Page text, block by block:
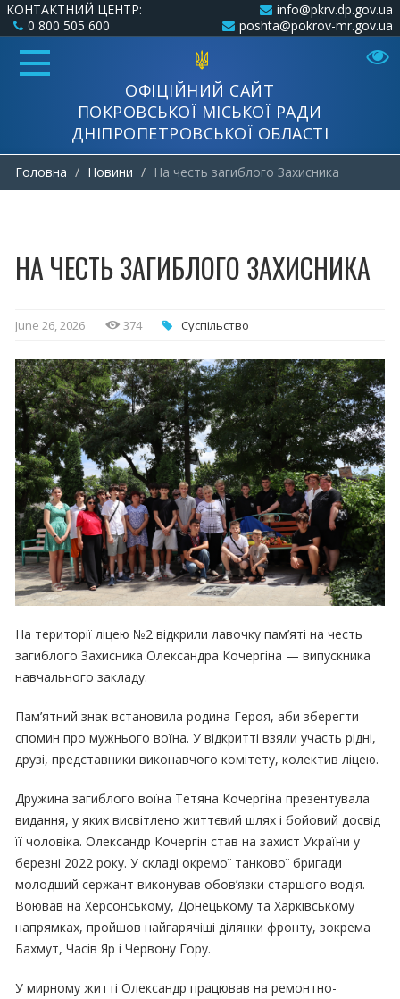
КОНТАКТНИЙ ЦЕНТР:
0 800 505 600
info@pkrv.dp.gov.ua
poshta@pokrov-mr.gov.ua
ОФІЦІЙНИЙ САЙТ
ПОКРОВСЬКОЇ МІСЬКОЇ РАДИ
ДНІПРОПЕТРОВСЬКОЇ ОБЛАСТІ
Головна Новини На честь загиблого Захисника
НА ЧЕСТЬ ЗАГИБЛОГО ЗАХИСНИКА
June 26, 2026 374 Суспільство
На території ліцею №2 відкрили лавочку пам’яті на честь
загиблого Захисника Олександра Кочергіна — випускника
навчального закладу.
Пам’ятний знак встановила родина Героя, аби зберегти
спомин про мужнього воїна. У відкритті взяли участь рідні,
друзі, представники виконавчого комітету, колектив ліцею.
Дружина загиблого воїна Тетяна Кочергіна презентувала
видання, у яких висвітлено життєвий шлях і бойовий досвід
її чоловіка. Олександр Кочергін став на захист України у
березні 2022 року. У складі окремої танкової бригади
молодший сержант виконував обов’язки старшого водія.
Воював на Херсонському, Донецькому та Харківському
напрямках, пройшов найгарячіші ділянки фронту, зокрема
Бахмут, Часів Яр і Червону Гору.
У мирному житті Олександр працював на ремонтно-